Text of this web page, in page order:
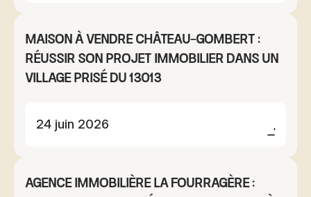
Maison à vendre Château-Gombert :
réussir son projet immobilier dans un
village prisé du 13013
24 juin 2026
Agence immobilière La Fourragère :